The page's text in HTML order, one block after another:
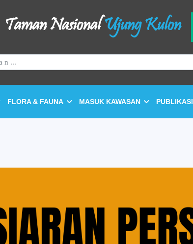
Taman NasionalUjung Kulon
FLORA & FAUNA MASUK KAWASAN PUBLIKASI